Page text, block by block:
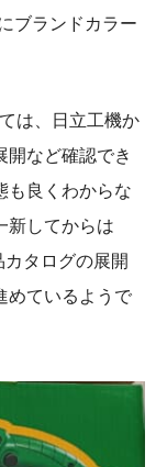
ブランドカラー
は、日立工機か
開など確認でき
も良くわからな
新してからは
タログの展開
めているようで